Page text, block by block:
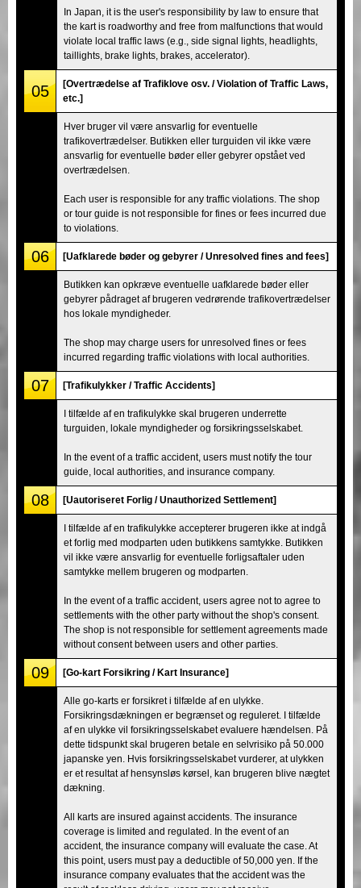
In Japan, it is the user's responsibility by law to ensure that
the kart is roadworthy and free from malfunctions that would
violate local traffic laws (e.g., side signal lights, headlights,
taillights, brake lights, brakes, accelerator).
05
[Overtrædelse af Trafiklove osv. / Violation of Traffic Laws,
etc.]
Hver bruger vil være ansvarlig for eventuelle
trafikovertrædelser. Butikken eller turguiden vil ikke være
ansvarlig for eventuelle bøder eller gebyrer opstået ved
overtrædelsen.
Each user is responsible for any traffic violations. The shop
or tour guide is not responsible for fines or fees incurred due
to violations.
06 [Uafklarede bøder og gebyrer / Unresolved fines and fees]
Butikken kan opkræve eventuelle uafklarede bøder eller
gebyrer pådraget af brugeren vedrørende trafikovertrædelser
hos lokale myndigheder.
The shop may charge users for unresolved fines or fees
incurred regarding traffic violations with local authorities.
07 [Trafikulykker / Traffic Accidents]
I tilfælde af en trafikulykke skal brugeren underrette
turguiden, lokale myndigheder og forsikringsselskabet.
In the event of a traffic accident, users must notify the tour
guide, local authorities, and insurance company.
08 [Uautoriseret Forlig / Unauthorized Settlement]
I tilfælde af en trafikulykke accepterer brugeren ikke at indgå
et forlig med modparten uden butikkens samtykke. Butikken
vil ikke være ansvarlig for eventuelle forligsaftaler uden
samtykke mellem brugeren og modparten.
In the event of a traffic accident, users agree not to agree to
settlements with the other party without the shop's consent.
The shop is not responsible for settlement agreements made
without consent between users and other parties.
09 [Go-kart Forsikring / Kart Insurance]
Alle go-karts er forsikret i tilfælde af en ulykke.
Forsikringsdækningen er begrænset og reguleret. I tilfælde
af en ulykke vil forsikringsselskabet evaluere hændelsen. På
dette tidspunkt skal brugeren betale en selvrisiko på 50.000
japanske yen. Hvis forsikringsselskabet vurderer, at ulykken
er et resultat af hensynsløs kørsel, kan brugeren blive nægtet
dækning.
All karts are insured against accidents. The insurance
coverage is limited and regulated. In the event of an
accident, the insurance company will evaluate the case. At
this point, users must pay a deductible of 50,000 yen. If the
insurance company evaluates that the accident was the